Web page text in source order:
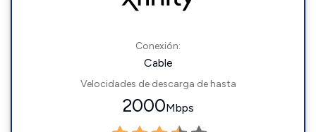
Conexión:
Cable
Velocidades de descarga de hasta
2000Mbps